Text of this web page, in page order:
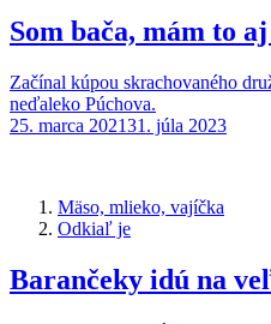
Som bača, mám to
Začínal kúpou skrachovaného
neďaleko Púchova.
25. marca 202131. júla 2023
Mäso, mlieko, vajíčka
Odkiaľ je
Barančeky idú na